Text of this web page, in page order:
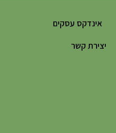
אינדקס עסקים
יצירת קשר